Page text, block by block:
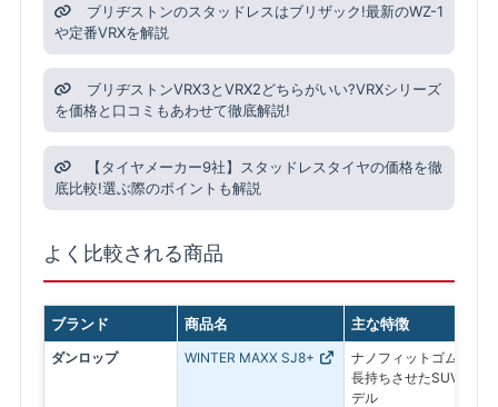
ブリヂストンのスタッドレスはブリザック!最新のWZ-1
や定番VRXを解説
ブリヂストンVRX3とVRX2どちらがいい?VRXシリーズ
を価格と口コミもあわせて徹底解説!
【タイヤメーカー9社】スタッドレスタイヤの価格を徹
底比較!選ぶ際のポイントも解説
よく比較される商品
ブランド 商品名 主な特徴
ダンロップ WINTER MAXX SJ8+
ナノフィットゴムを採
長持ちさせたSUV専用
デル